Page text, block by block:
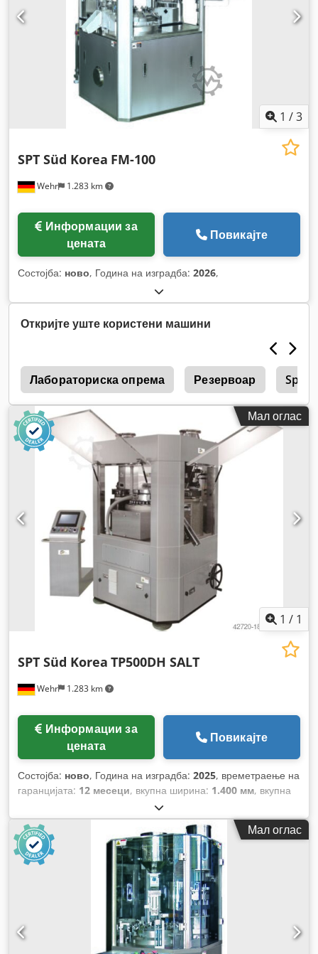
1 /3
Wehr 1.283 km
SPT Süd Korea FM-100
цената
Повикајте
Состојба: ново, Година на изградба: 2026,
Откријте уште користени машини
Лабораториска опрема Резервоар Spt
Мал оглас
1 / 1
Wehr 1.283 km
SPT Süd Korea TP500DH SALT
цената
Повикајте
Состојба: ново, Година на изградба: 2025, времетраење на
гаранцијата: 12 месеци, вкупна ширина: 1.400 мм, вкупна
, вкупна висина:
вртење (растојание/време):50 mm/min,
Мал оглас